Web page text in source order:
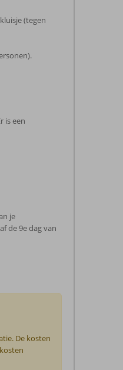
(tegen
is een
je
de 9e dag van
De kosten